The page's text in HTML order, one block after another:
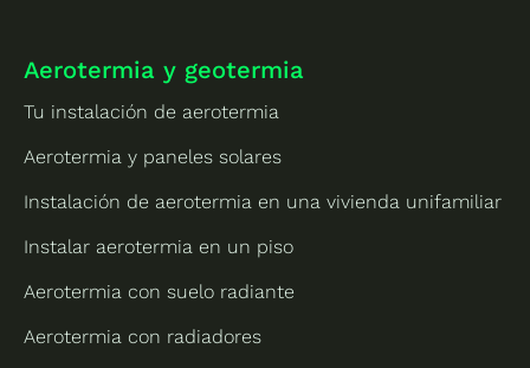
Aerotermia y geotermia
Tu instalación de aerotermia
Aerotermia y paneles solares
Instalación de aerotermia en una vivienda unifamiliar
Instalar aerotermia en un piso
Aerotermia con suelo radiante
Aerotermia con radiadores